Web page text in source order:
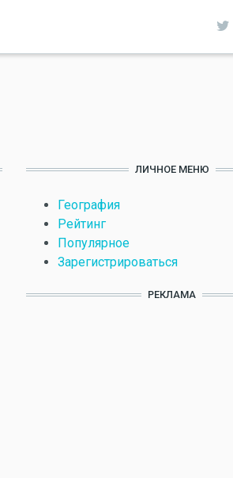
ЛИЧНОЕ МЕНЮ
География
Рейтинг
Популярное
Зарегистрироваться
РЕКЛАМА